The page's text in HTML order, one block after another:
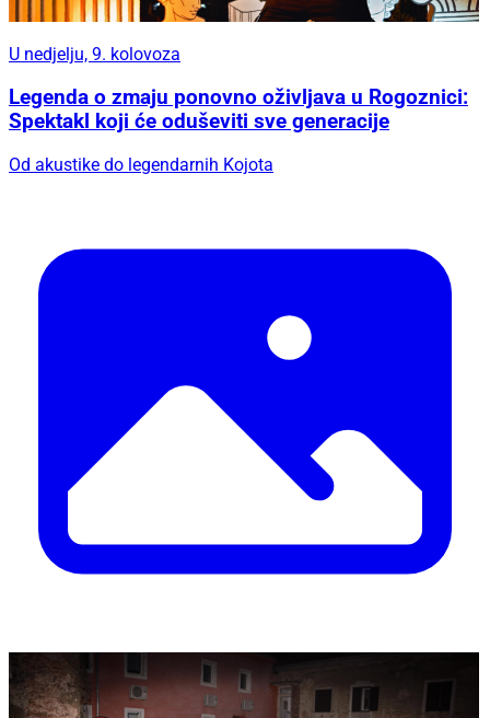
U nedjelju, 9. kolovoza
Legenda o zmaju ponovno oživljava u Rogoznici:
Spektakl koji će oduševiti sve generacije
Od akustike do legendarnih Kojota